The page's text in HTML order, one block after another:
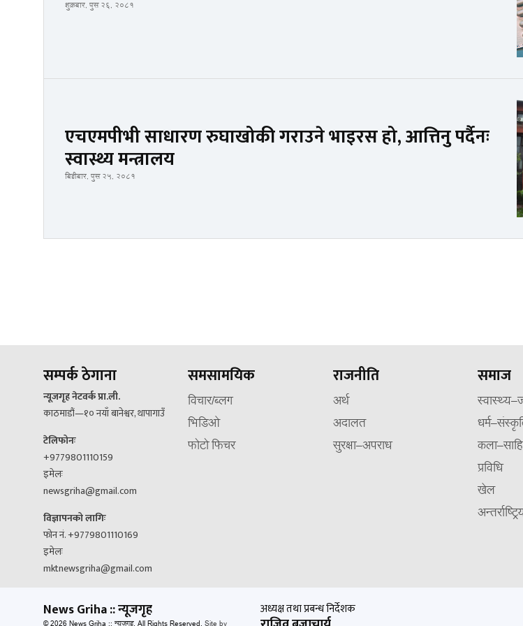
शुक्रबार, पुस २६, २०८१
एचएमपीभी साधारण रुघाखोकी गराउने भाइरस हो, आत्तिनु पर्दैनः
स्वास्थ्य मन्त्रालय
बिहीबार, पुस २५, २०८१
सम्पर्क ठेगाना
न्यूजगृह नेटवर्क प्रा.ली.
काठमाडौं—१० नयाँ बानेश्वर, थापागाउँ
टेलिफोनः
+9779801110159
इमेलः
newsgriha@gmail.com
विज्ञापनको लागिः
फोन नं. +9779801110169
इमेलः
mktnewsgriha@gmail.com
समसामयिक
विचार/ब्लग
भिडिओ
फोटो फिचर
राजनीति
अर्थ
अदालत
सुरक्षा–अपराध
समाज
प्रविधि
खेल
News Griha :: न्यूजगृह अध्यक्ष तथा प्रबन्ध निर्देशक